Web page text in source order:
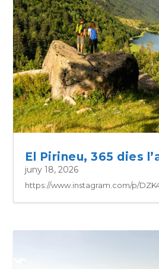
El Pirineu, 365 dies
juny 18, 2026
https://www.instagram.com/p/